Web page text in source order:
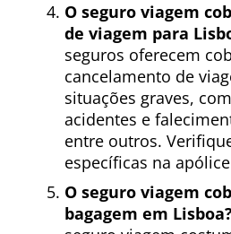
O seguro viagem
de viagem para
seguros oferecem
cancelamento de
situações graves,
acidentes e
entre outros.
específicas na
O seguro viagem
bagagem em